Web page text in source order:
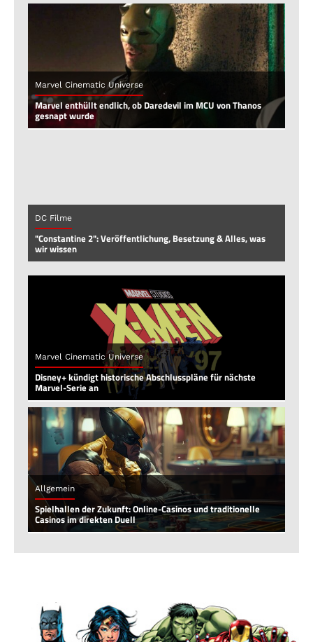
Marvel Cinematic Universe
Marvel enthüllt endlich, ob Daredevil im MCU von Thanos
gesnapt wurde
DC Filme
"Constantine 2": Veröffentlichung, Besetzung & Alles, was
wir wissen
Marvel Cinematic Universe
Disney+ kündigt historische Abschlusspläne für nächste
Marvel-Serie an
Allgemein
Spielhallen der Zukunft: Online-Casinos und traditionelle
Casinos im direkten Duell